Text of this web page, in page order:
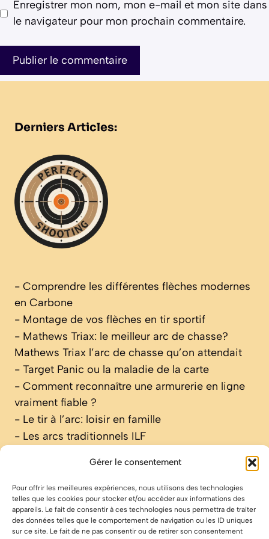
Gérer le consentement
Pour offrir les meilleures expériences, nous utilisons des technologies
telles que les cookies pour stocker et/ou accéder aux informations des
appareils. Le fait de consentir à ces technologies nous permettra de traiter
des données telles que le comportement de navigation ou les ID uniques
sur ce site. Le fait de ne pas consentir ou de retirer son consentement
Enregistrer mon nom, mon e-mail et mon site dans
le navigateur pour mon prochain commentaire.
Derniers Articles:
- Comprendre les différentes flèches modernes
en Carbone
- Montage de vos flèches en tir sportif
- Mathews Triax: le meilleur arc de chasse?
Mathews Triax l’arc de chasse qu’on attendait
- Target Panic ou la maladie de la carte
- Comment reconnaître une armurerie en ligne
vraiment fiable ?
- Le tir à l’arc: loisir en famille
- Les arcs traditionnels ILF
Menu
Accueil
A propos